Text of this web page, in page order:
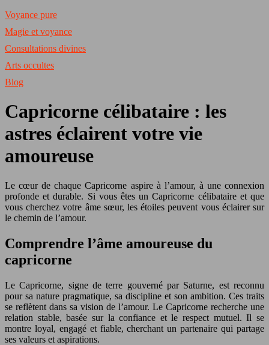
Voyance pure
Magie et voyance
Consultations divines
Arts occultes
Blog
Capricorne célibataire : les
astres éclairent votre vie
amoureuse
Le cœur de chaque Capricorne aspire à l’amour, à une connexion
profonde et durable. Si vous êtes un Capricorne célibataire et que
vous cherchez votre âme sœur, les étoiles peuvent vous éclairer sur
le chemin de l’amour.
Comprendre l’âme amoureuse du
capricorne
Le Capricorne, signe de terre gouverné par Saturne, est reconnu
pour sa nature pragmatique, sa discipline et son ambition. Ces traits
se reflètent dans sa vision de l’amour. Le Capricorne recherche une
relation stable, basée sur la confiance et le respect mutuel. Il se
montre loyal, engagé et fiable, cherchant un partenaire qui partage
ses valeurs et aspirations.